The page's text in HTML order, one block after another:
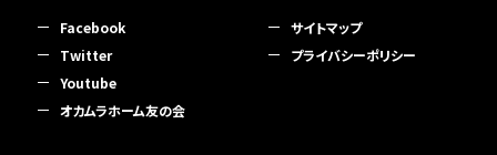
Facebook
Twitter
Youtube
オカムラホーム友の会
サイトマップ
プライバシーポリシー